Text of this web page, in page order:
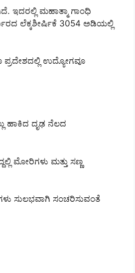
ಇದರಲ್ಲಿ ಮಹಾತ್ಮಾ ಗಾಂಧಿ
ಲೆಕ್ಕಶೀರ್ಷಿಕೆ 3054 ಅಡಿಯಲ್ಲಿ
ಉದ್ಯೋಗವೂ
ಹಾಕಿದ ದೃಢ ನೆಲದ
ಮೋರಿಗಳು ಮತ್ತು ಸಣ್ಣ
ಸುಲಭವಾಗಿ ಸಂಚರಿಸುವಂತೆ